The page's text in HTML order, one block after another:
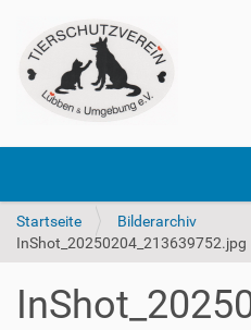
Startseite
Bilderarchiv
InShot_20250204_213639752.jpg